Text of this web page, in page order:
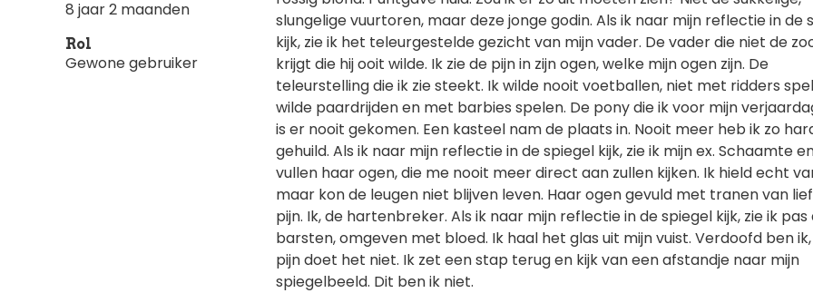
8 jaar 2 maanden
Rol
Gewone gebruiker
slungelige vuurtoren, maar deze jonge godin. Als ik naar mijn reflectie in de
kijk, zie ik het teleurgestelde gezicht van mijn vader. De vader die niet de
krijgt die hij ooit wilde. Ik zie de pijn in zijn ogen, welke mijn ogen zijn. De
teleurstelling die ik zie steekt. Ik wilde nooit voetballen, niet met ridders
wilde paardrijden en met barbies spelen. De pony die ik voor mijn
is er nooit gekomen. Een kasteel nam de plaats in. Nooit meer heb ik zo
gehuild. Als ik naar mijn reflectie in de spiegel kijk, zie ik mijn ex. Schaamte
vullen haar ogen, die me nooit meer direct aan zullen kijken. Ik hield echt
maar kon de leugen niet blijven leven. Haar ogen gevuld met tranen van
pijn. Ik, de hartenbreker. Als ik naar mijn reflectie in de spiegel kijk, zie ik pas
barsten, omgeven met bloed. Ik haal het glas uit mijn vuist. Verdoofd ben ik,
pijn doet het niet. Ik zet een stap terug en kijk van een afstandje naar mijn
spiegelbeeld. Dit ben ik niet.